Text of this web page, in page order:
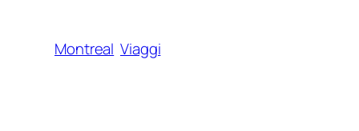
Montreal Viaggi